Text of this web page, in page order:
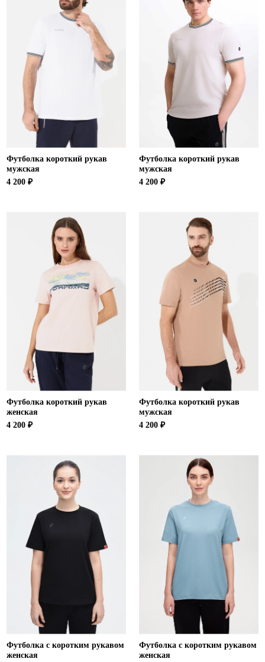
Футболка короткий рукав
мужская
4 200 ₽
Футболка короткий рукав
мужская
4 200 ₽
Футболка короткий рукав
женская
4 200 ₽
Футболка короткий рукав
мужская
4 200 ₽
Футболка с коротким рукавом
женская
Футболка с коротким рукавом
женская